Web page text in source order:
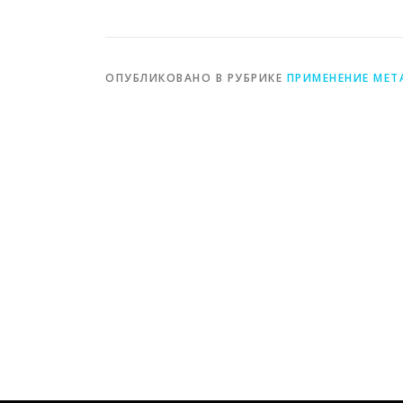
ОПУБЛИКОВАНО В РУБРИКЕ ПРИМЕНЕНИЕ